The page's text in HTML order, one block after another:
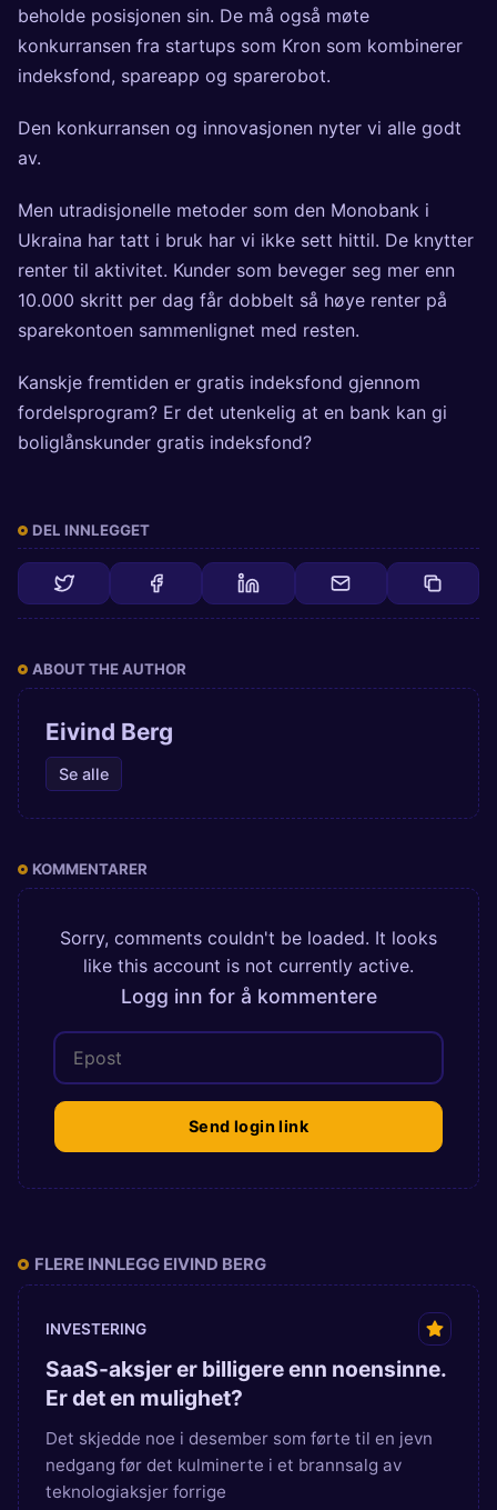
beholde posisjonen sin. De må også møte
konkurransen fra startups som Kron som kombinerer
indeksfond, spareapp og sparerobot.
Den konkurransen og innovasjonen nyter vi alle godt
av.
Men utradisjonelle metoder som den Monobank i
Ukraina har tatt i bruk har vi ikke sett hittil. De knytter
renter til aktivitet. Kunder som beveger seg mer enn
10.000 skritt per dag får dobbelt så høye renter på
sparekontoen sammenlignet med resten.
Kanskje fremtiden er gratis indeksfond gjennom
fordelsprogram? Er det utenkelig at en bank kan gi
boliglånskunder gratis indeksfond?
DEL INNLEGGET
ABOUT THE AUTHOR
Eivind Berg
Se alle
KOMMENTARER
Sorry, comments couldn't be loaded. It looks
like this account is not currently active.
Logg inn for å kommentere
Send login link
FLERE INNLEGG EIVIND BERG
INVESTERING
SaaS-aksjer er billigere enn noensinne.
Er det en mulighet?
Det skjedde noe i desember som førte til en jevn
nedgang før det kulminerte i et brannsalg av
teknologiaksjer forrige